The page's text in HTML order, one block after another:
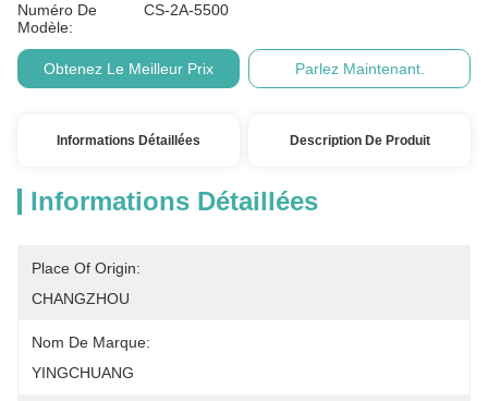
Numéro De
Modèle:
CS-2A-5500
Obtenez Le Meilleur Prix Parlez Maintenant.
Informations Détaillées Description De Produit
Informations Détaillées
Place Of Origin:
CHANGZHOU
Nom De Marque:
YINGCHUANG